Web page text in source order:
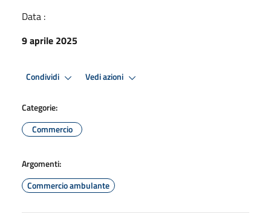
Data :
9 aprile 2025
Condividi Vedi azioni
Categorie:
Commercio
Argomenti:
Commercio ambulante